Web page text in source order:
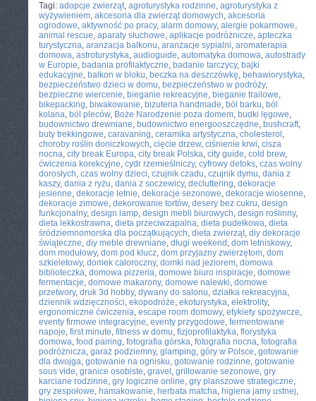
Tagi: adopcje zwierząt, agroturystyka rodzinne, agroturystyka z
wyżywieniem, akcesoria dla zwierząt domowych, akcesoria
ogrodowe, aktywność po pracy, alarm domowy, alergie pokarmowe,
animal rescue, aparaty słuchowe, aplikacje podróżnicze, apteczka
turystyczna, aranżacja balkonu, aranżacje sypialni, aromaterapia
domowa, astroturystyka, audioguide, automatyka domowa, autostrady
w Europie, badania profilaktyczne, badanie tarczycy, bajki
edukacyjne, balkon w bloku, beczka na deszczówkę, behawiorystyka,
bezpieczeństwo dzieci w domu, bezpieczeństwo w podróży,
bezpieczne wiercenie, bieganie rekreacyjne, bieganie trailowe,
bikepacking, biwakowanie, bizuteria handmade, ból barku, ból
kolana, ból pleców, Boże Narodzenie poza domem, budki lęgowe,
budownictwo drewniane, budownictwo energooszczędne, bushcraft,
buty trekkingowe, caravaning, ceramika artystyczna, cholesterol ,
choroby roślin doniczkowych, cięcie drzew, ciśnienie krwi, cisza
nocna, city break Europa, city break Polska, city guide, cold brew,
ćwiczenia korekcyjne, cydr rzemieślniczy, cyfrowy detoks, czas wolny
dorosłych, czas wolny dzieci, czujnik czadu, czujnik dymu, dania z
kaszy, dania z ryżu, dania z soczewicy, decluttering, dekoracje
jesienne, dekoracje letnie, dekoracje sezonowe, dekoracje wiosenne,
dekoracje zimowe, dekorowanie tortów, desery bez cukru, design
funkcjonalny, design lamp, design mebli biurowych, design roślinny,
dieta lekkostrawna, dieta przeciwzapalna, dieta pudełkowa, dieta
śródziemnomorska dla początkujących, dieta zwierząt, diy dekoracje
świąteczne, diy meble drewniane, długi weekend , dom letniskowy,
dom modułowy, dom pod klucz, dom przyjazny zwierzętom, dom
szkieletowy, domek całoroczny, domki nad jeziorem, domowa
biblioteczka, domowa pizzeria, domowe biuro inspiracje, domowe
fermentacje, domowe makarony, domowe nalewki, domowe
przetwory, druk 3d hobby, dywany do salonu, działka rekreacyjna,
dziennik wdzięczności, ekopodróże, ekoturystyka, elektrolity,
ergonomiczne ćwiczenia, escape room domowy, etykiety spożywcze,
eventy firmowe integracyjne, eventy przygodowe, fermentowane
napoje, first minute, fitness w domu, fizjoprofilaktyka, florystyka
domowa, food pairing, fotografia górska, fotografia nocna, fotografia
podróżnicza, garaż podziemny, glamping, góry w Polsce, gotowanie
dla dwojga, gotowanie na ognisku, gotowanie rodzinne, gotowanie
sous vide, granice osobiste, gravel , grillowanie sezonowe, gry
karciane rodzinne, gry logiczne online, gry planszowe strategiczne,
gry zespołowe, hamakowanie, herbata matcha, higiena jamy ustnej,